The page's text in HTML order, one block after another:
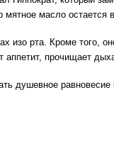
мятное масло
изо рта. Кроме того,
аппетит, прочищает
душевное